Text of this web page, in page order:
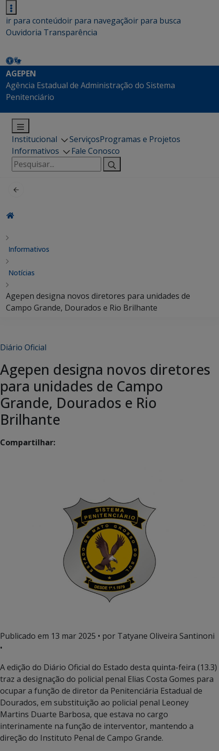
ir para conteúdoir para navegaçãoir para busca
Ouvidoria Transparência
AGEPEN
Agência Estadual de Administração do Sistema
Penitenciário
Institucional ServiçosProgramas e Projetos
Informativos
Fale Conosco
Pesquisar
por:
Informativos
Notícias
Agepen designa novos diretores para unidades de
Campo Grande, Dourados e Rio Brilhante
Diário Oficial
Agepen designa novos diretores
para unidades de Campo
Grande, Dourados e Rio
Brilhante
Compartilhar:
Publicado em 13 mar 2025 • por Tatyane Oliveira Santinoni
•
A edição do Diário Oficial do Estado desta quinta-feira (13.3)
traz a designação do policial penal Elias Costa Gomes para
ocupar a função de diretor da Penitenciária Estadual de
Dourados, em substituição ao policial penal Leoney
Martins Duarte Barbosa, que estava no cargo
interinamente na função de interventor, mantendo a
direção do Instituto Penal de Campo Grande.